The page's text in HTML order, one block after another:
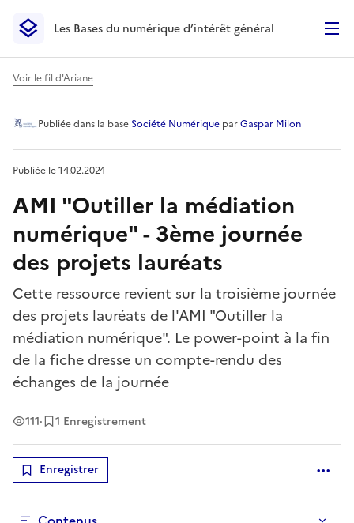
Les Bases du numérique d’intérêt général- Retour à la
Les Bases du numérique d’intérêt général
Voir le fil d'Ariane
AMI "Outiller la médiation
Publiéedans la base Société Numérique parGaspar Milon
Publiée le14.02.2024
AMI "Outiller la médiation
numérique" - 3ème journée
des projets lauréats
Cette ressource revient sur la troisième journée
des projets lauréats de l'AMI "Outiller la
médiation numérique". Le power-point à la fin
de la fiche dresse un compte-rendu des
échanges de la journée
111Vues
· 1 Enregistrement
Enregistrer